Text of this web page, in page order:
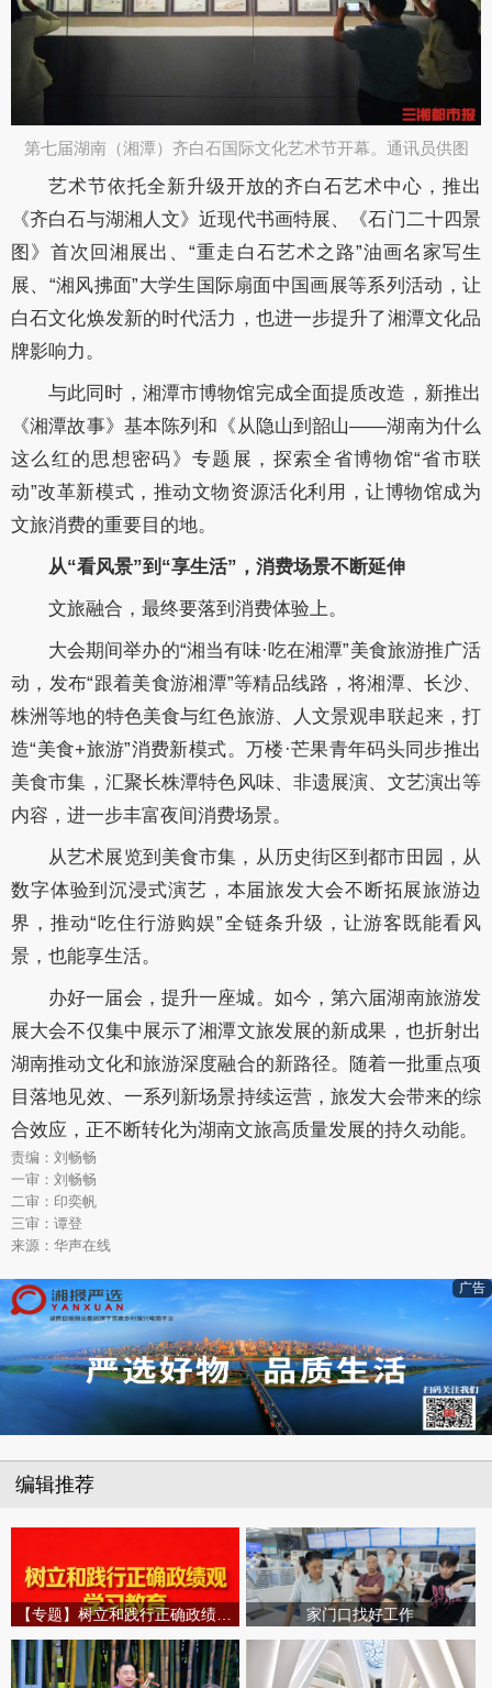
第七届湖南（湘潭）齐白石国际文化艺术节开幕。通讯员供图​
艺术节依托全新升级开放的齐白石艺术中心，推出
《齐白石与湖湘人文》近现代书画特展、《石门二十四景
图》首次回湘展出、“重走白石艺术之路”油画名家写生
展、“湘风拂面”大学生国际扇面中国画展等系列活动，让
白石文化焕发新的时代活力，也进一步提升了湘潭文化品
牌影响力。
与此同时，湘潭市博物馆完成全面提质改造，新推出
《湘潭故事》基本陈列和《从隐山到韶山——湖南为什么
这么红的思想密码》专题展，探索全省博物馆“省市联
动”改革新模式，推动文物资源活化利用，让博物馆成为
文旅消费的重要目的地。
从“看风景”到“享生活”，消费场景不断延伸
文旅融合，最终要落到消费体验上。
大会期间举办的“湘当有味·吃在湘潭”美食旅游推广活
动，发布“跟着美食游湘潭”等精品线路，将湘潭、长沙、
株洲等地的特色美食与红色旅游、人文景观串联起来，打
造“美食+旅游”消费新模式。万楼·芒果青年码头同步推出
美食市集，汇聚长株潭特色风味、非遗展演、文艺演出等
内容，进一步丰富夜间消费场景。
从艺术展览到美食市集，从历史街区到都市田园，从
数字体验到沉浸式演艺，本届旅发大会不断拓展旅游边
界，推动“吃住行游购娱”全链条升级，让游客既能看风
景，也能享生活。
办好一届会，提升一座城。如今，第六届湖南旅游发
展大会不仅集中展示了湘潭文旅发展的新成果，也折射出
湖南推动文化和旅游深度融合的新路径。随着一批重点项
目落地见效、一系列新场景持续运营，旅发大会带来的综
合效应，正不断转化为湖南文旅高质量发展的持久动能。
责编：刘畅畅
一审：刘畅畅
二审：印奕帆
三审：谭登
来源：华声在线
广告
编辑推荐
家门口找好工作